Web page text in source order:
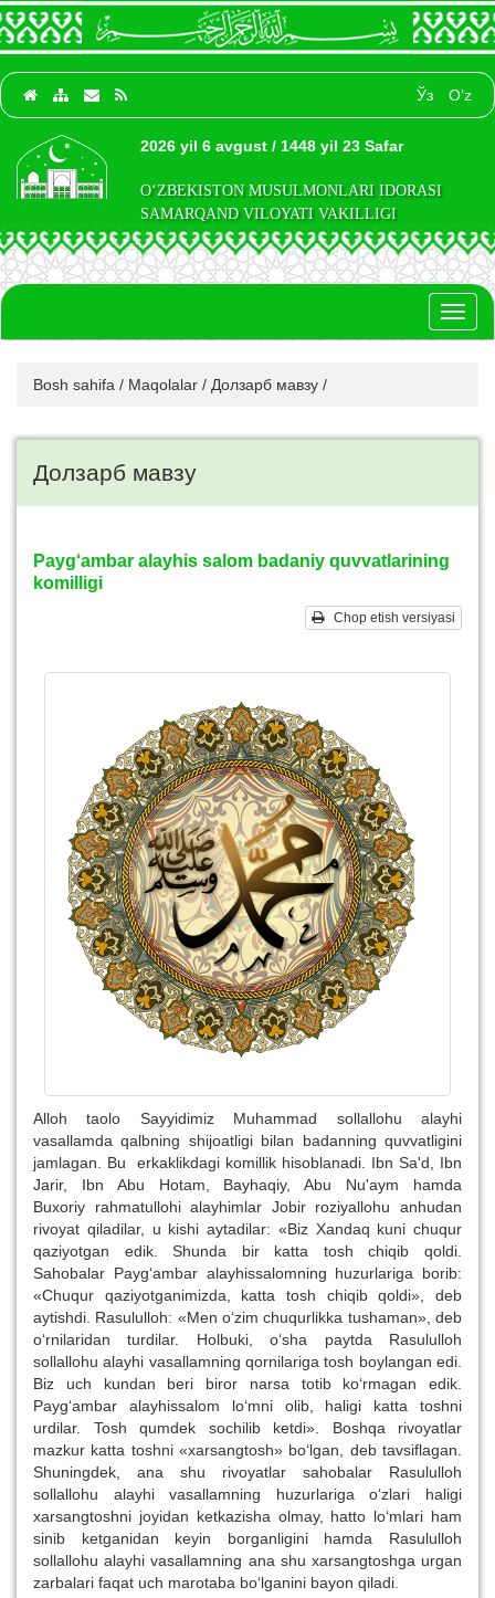
Ўз O‘z
2026 yil 6 avgust / 1448 yil 23 Safar
O‘ZBEKISTON MUSULMONLARI IDORASI
SAMARQAND VILOYATI VAKILLIGI
Bosh sahifa / Maqolalar / Долзарб мавзу /
Долзарб мавзу
Payg‘ambar alayhis salom badaniy quvvatlarining
komilligi
Chop etish versiyasi
Alloh taolo Sayyidimiz Muhammad sollallohu alayhi
vasallamda qalbning shijoatligi bilan badanning quvvatligini
jamlagan. Bu erkaklikdagi komillik hisoblanadi. Ibn Sa'd, Ibn
Jarir, Ibn Abu Hotam, Bayhaqiy, Abu Nu'aym hamda
Buxoriy rahmatullohi alayhimlar Jobir roziyallohu anhudan
rivoyat qiladilar, u kishi aytadilar: «Biz Xandaq kuni chuqur
qaziyotgan edik. Shunda bir katta tosh chiqib qoldi.
Sahobalar Payg‘ambar alayhissalomning huzurlariga borib:
«Chuqur qaziyotganimizda, katta tosh chiqib qoldi», deb
aytishdi. Rasululloh: «Men o‘zim chuqurlikka tushaman», deb
o‘rnilaridan turdilar. Holbuki, o‘sha paytda Rasululloh
sollallohu alayhi vasallamning qornilariga tosh boylangan edi.
Biz uch kundan beri biror narsa totib ko‘rmagan edik.
Payg‘ambar alayhissalom lo‘mni olib, haligi katta toshni
urdilar. Tosh qumdek sochilib ketdi». Boshqa rivoyatlar
mazkur katta toshni «xarsangtosh» bo‘lgan, deb tavsiflagan.
Shuningdek, ana shu rivoyatlar sahobalar Rasululloh
sollallohu alayhi vasallamning huzurlariga o‘zlari haligi
xarsangtoshni joyidan ketkazisha olmay, hatto lo‘mlari ham
sinib ketganidan keyin borganligini hamda Rasululloh
sollallohu alayhi vasallamning ana shu xarsangtoshga urgan
zarbalari faqat uch marotaba bo‘lganini bayon qiladi.